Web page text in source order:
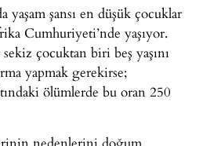
yaşam şansı en düşük çocuklar
Cumhuriyeti’nde yaşıyor.
çocuktan biri beş yaşını
yapmak gerekirse;
ölümlerde bu oran 250